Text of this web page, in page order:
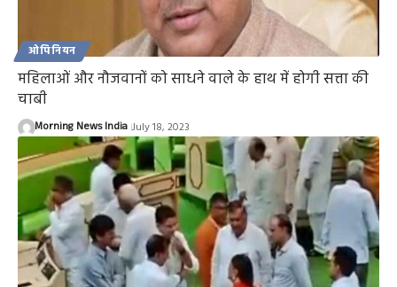
ओपिनियन
महिलाओं और नौजवानों को साधने वाले के हाथ में होगी सत्ता की
चाबी
Morning News India July 18, 2023